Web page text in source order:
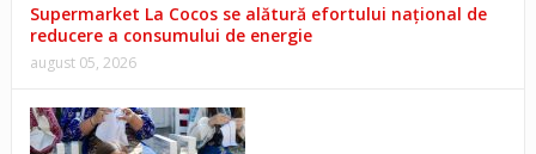
Supermarket La Cocos se alătură efortului național de
reducere a consumului de energie
august 05, 2026